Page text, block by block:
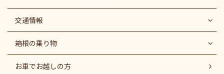
交通情報
箱根の乗り物
お車でお越しの方